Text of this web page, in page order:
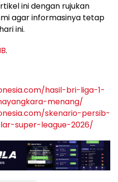
ini dengan rujukan
agar informasinya tetap
ini.
.
hasil-bri-liga-1-
menang/
skenario-persib-
super-league-2026/